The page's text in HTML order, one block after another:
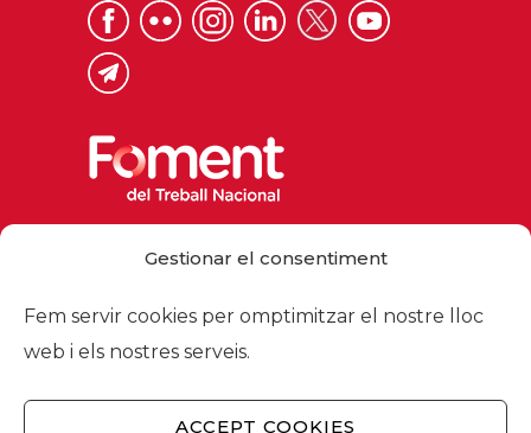
Gestionar el consentiment
Fem servir cookies per omptimitzar el nostre lloc
web i els nostres serveis.
ACCEPT COOKIES
foment@foment.com